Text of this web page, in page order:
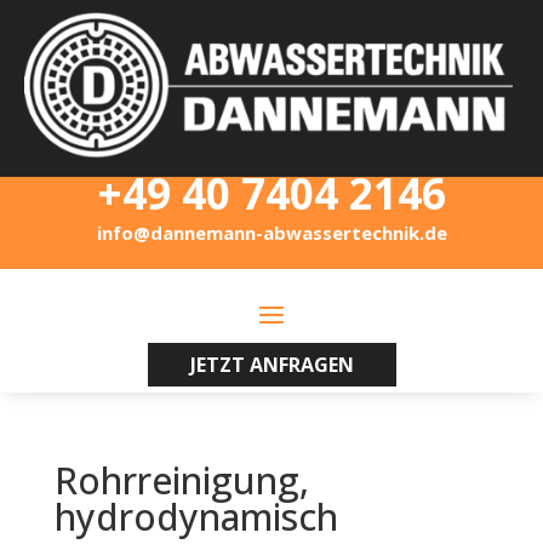
+49 40 7404 2146
info@dannemann-abwassertechnik.de
JETZT ANFRAGEN
Rohrreinigung,
hydrodynamisch